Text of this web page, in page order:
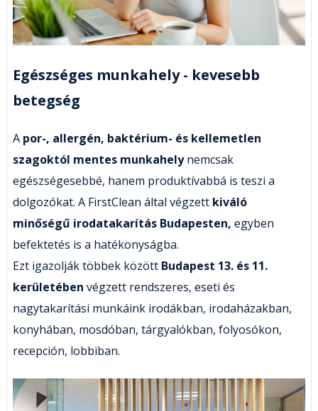
Egészséges munkahely - kevesebb
betegség
A por-, allergén, baktérium- és kellemetlen
szagoktól mentes munkahelynemcsak
egészségesebbé, hanem produktívabbá is teszi a
dolgozókat. A FirstClean által végzett kiváló
minőségű irodatakarítás Budapesten, egyben
befektetés is a hatékonyságba.
Ezt igazolják többek között Budapest 13. és 11.
kerületében végzett rendszeres, eseti és
nagytakarítási munkáink irodákban, irodaházakban,
konyhában, mosdóban, tárgyalókban, folyosókon,
recepción, lobbiban.